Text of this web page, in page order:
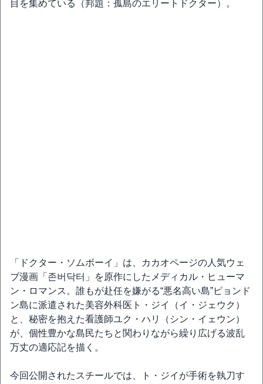
目を集めている（邦題：孤島のエリートドクター）。
「ドクター・ソムボーイ」は、カカオページの人気ウェ
ブ漫画「존버닥터」を原作にしたメディカル・ヒューマ
ン・ロマンス。誰もが赴任を嫌がる“悪名高い島”ピョンド
ン島に派遣された美容外科医ト・ジイ（イ・ジェウク）
と、秘密を抱えた看護師ユク・ハリ（シン・イェウン）
が、個性豊かな島民たちと関わりながら繰り広げる波乱
万丈の適応記を描く。
今回公開されたスチールでは、ト・ジイが手術を執刀す